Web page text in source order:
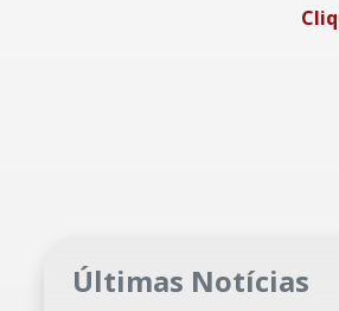
Últimas Notícias